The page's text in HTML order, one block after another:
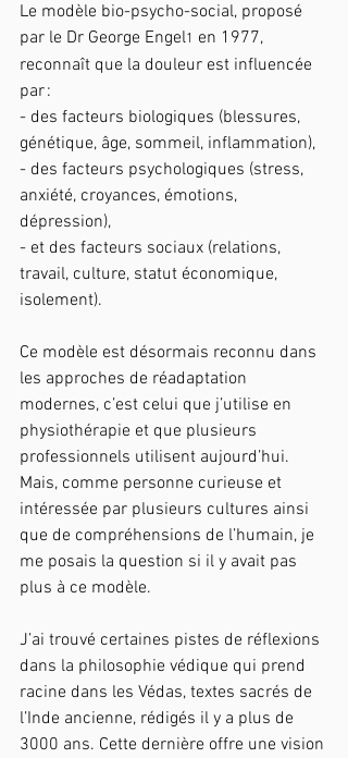
Le modèle bio-psycho-social, proposé
par le Dr George Engel1 en 1977,
reconnaît que la douleur est influencée
par :
- des facteurs biologiques (blessures,
génétique, âge, sommeil, inflammation),
- des facteurs psychologiques (stress,
anxiété, croyances, émotions,
dépression),
- et des facteurs sociaux (relations,
travail, culture, statut économique,
isolement).
Ce modèle est désormais reconnu dans
les approches de réadaptation
modernes, c’est celui que j’utilise en
physiothérapie et que plusieurs
professionnels utilisent aujourd’hui.
Mais, comme personne curieuse et
intéressée par plusieurs cultures ainsi
que de compréhensions de l’humain, je
me posais la question si il y avait pas
plus à ce modèle.
J’ai trouvé certaines pistes de réflexions
dans la philosophie védique qui prend
racine dans les Védas, textes sacrés de
l’Inde ancienne, rédigés il y a plus de
3000 ans. Cette dernière offre une vision